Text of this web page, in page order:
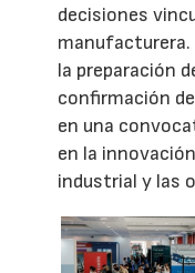
decisiones
manufacturera.
la preparación
confirmación
en una
en la
industrial y las